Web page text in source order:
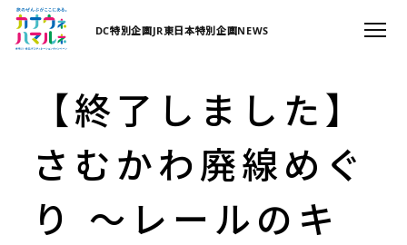
DC特別企画JR東日本特別企画NEWS
【終了しました】
さむかわ廃線めぐ
り ～レールのキ